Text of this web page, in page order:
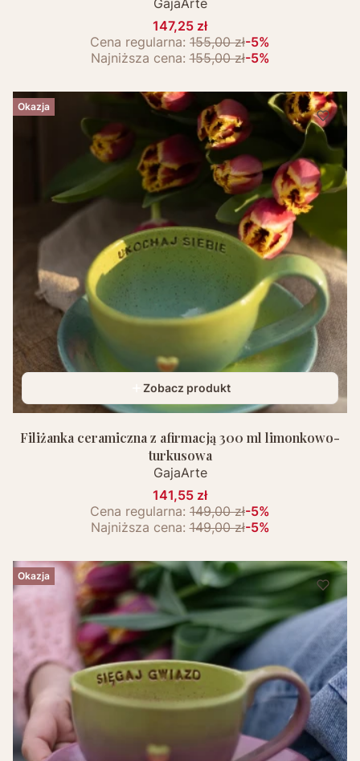
GajaArte
147,25 zł
Cena regularna: 155,00 zł-5%
Najniższa cena: 155,00 zł-5%
Okazja
Zobacz produkt
Filiżanka ceramiczna z afirmacją 300 ml limonkowo-
turkusowa
GajaArte
141,55 zł
Cena regularna: 149,00 zł-5%
Najniższa cena: 149,00 zł-5%
Okazja